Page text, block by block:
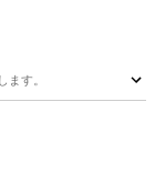
ます。